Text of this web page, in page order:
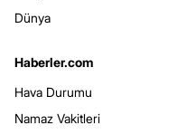
Dünya
Haberler.com
Hava Durumu
Namaz Vakitleri